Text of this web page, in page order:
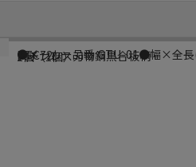
●メーカー品番:GTU-01●幅×全
BTC72
ステンレス刃物鋼黒合板柄
1個（1個）